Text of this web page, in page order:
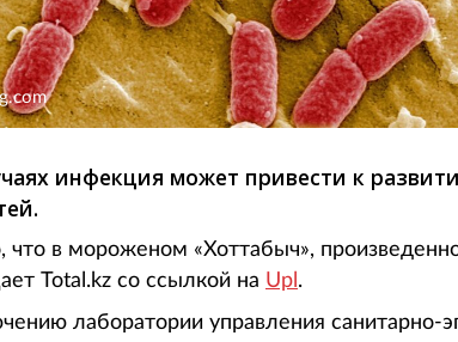
инфекция может привести к
что в мороженом «Хоттабыч»,
Total.kz со ссылкой на Upl .
лаборатории управления санитарно-